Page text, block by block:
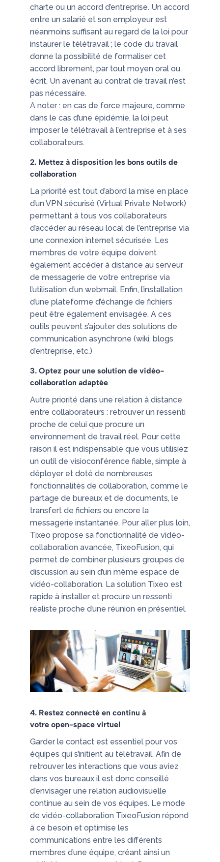
charte ou un accord d’entreprise. Un accord
entre un salarié et son employeur est
néanmoins suffisant au regard de la loi pour
instaurer le télétravail ; le code du travail
donne la possibilité de formaliser cet
accord librement, par tout moyen oral ou
écrit. Un avenant au contrat de travail n’est
pas nécessaire.
A noter : en cas de force majeure, comme
dans le cas d’une épidémie, la loi peut
imposer le télétravail à l’entreprise et à ses
collaborateurs.
2. Mettez à disposition les bons outils de
collaboration
La priorité est tout d’abord la mise en place
d’un VPN sécurisé (Virtual Private Network)
permettant à tous vos collaborateurs
d’accéder au réseau local de l’entreprise via
une connexion internet sécurisée. Les
membres de votre équipe doivent
également accéder à distance au serveur
de messagerie de votre entreprise via
l’utilisation d’un webmail. Enfin, l’installation
d’une plateforme d’échange de fichiers
peut être également envisagée. A ces
outils peuvent s’ajouter des solutions de
communication asynchrone (wiki, blogs
d’entreprise, etc.)
3. Optez pour une solution de vidéo-
collaboration adaptée
Autre priorité dans une relation à distance
entre collaborateurs : retrouver un ressenti
proche de celui que procure un
environnement de travail réel. Pour cette
raison il est indispensable que vous utilisiez
un outil de visioconférence fiable, simple à
déployer et doté de nombreuses
fonctionnalités de collaboration, comme le
partage de bureaux et de documents, le
transfert de fichiers ou encore la
messagerie instantanée. Pour aller plus loin,
Tixeo propose sa fonctionnalité de vidéo-
collaboration avancée, TixeoFusion, qui
permet de combiner plusieurs groupes de
discussion au sein d’un même espace de
vidéo-collaboration. La solution Tixeo est
rapide à installer et procure un ressenti
réaliste proche d’une réunion en présentiel.
4. Restez connecté en continu à
votre open-space virtuel
Garder le contact est essentiel pour vos
équipes qui s’initient au télétravail. Afin de
retrouver les interactions que vous aviez
dans vos bureaux il est donc conseillé
d’envisager une relation audiovisuelle
continue au sein de vos équipes. Le mode
de vidéo-collaboration TixeoFusion répond
à ce besoin et optimise les
communications entre les différents
membres d’une équipe, créant ainsi un